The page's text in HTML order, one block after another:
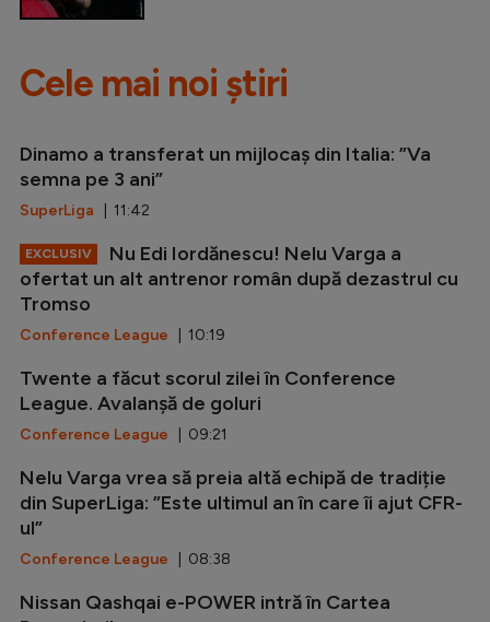
Cele mai noi știri
Dinamo a transferat un mijlocaș din Italia: ”Va
semna pe 3 ani”
SuperLiga | 11:42
EXCLUSIV
Nu Edi Iordănescu! Nelu Varga a
ofertat un alt antrenor român după dezastrul cu
Tromso
Conference League | 10:19
Twente a făcut scorul zilei în Conference
League. Avalanșă de goluri
Conference League | 09:21
Nelu Varga vrea să preia altă echipă de tradiție
din SuperLiga: ”Este ultimul an în care îi ajut CFR-
ul”
Conference League | 08:38
Nissan Qashqai e-POWER intră în Cartea